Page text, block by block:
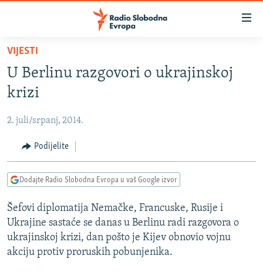
Pređite
glavni
sadržaj
na
navigaciju
Pređite
na
BOSNA I HERCEGOVINA
KOSOVO
CRNA GORA
VIDEO
FOTOGALERIJE
INFOGRAFIKE
PODCASTI
RAT U UKRAJINI
KINA NA BALKANU
RSE PRIČE IZ SVIJETA
VIJESTI
U Berlinu razgovori o ukrajinskoj
krizi
2. juli/srpanj, 2014.
Podijelite
Dodajte Radio Slobodna Evropa u vaš Google izvor
Šefovi diplomatija Nemačke, Francuske, Rusije i
Ukrajine sastaće se danas u Berlinu radi razgovora o
ukrajinskoj krizi, dan pošto je Kijev obnovio vojnu
akciju protiv proruskih pobunjenika.